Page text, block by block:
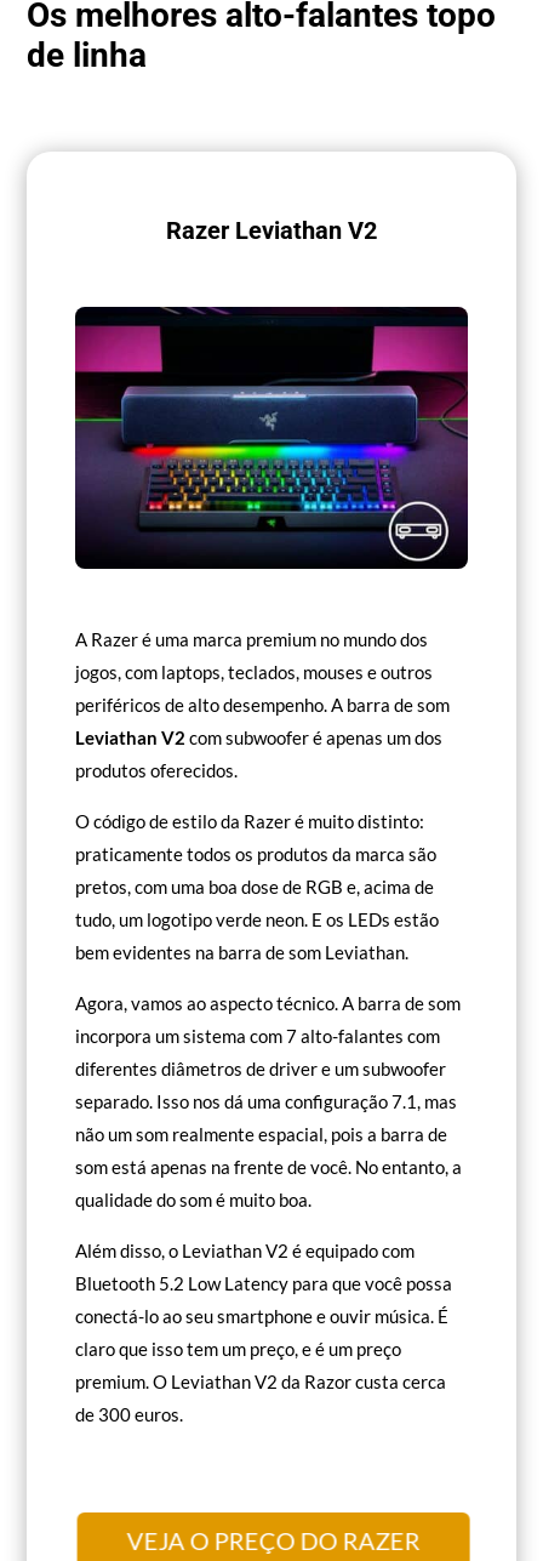
Os melhores alto-falantes topo
de linha
Razer Leviathan V2
A Razer é uma marca premium no mundo dos
jogos, com laptops, teclados, mouses e outros
periféricos de alto desempenho. A barra de som
Leviathan V2 com subwoofer é apenas um dos
produtos oferecidos.
O código de estilo da Razer é muito distinto:
praticamente todos os produtos da marca são
pretos, com uma boa dose de RGB e, acima de
tudo, um logotipo verde neon. E os LEDs estão
bem evidentes na barra de som Leviathan.
Agora, vamos ao aspecto técnico. A barra de som
incorpora um sistema com 7 alto-falantes com
diferentes diâmetros de driver e um subwoofer
separado. Isso nos dá uma configuração 7.1, mas
não um som realmente espacial, pois a barra de
som está apenas na frente de você. No entanto, a
qualidade do som é muito boa.
Além disso, o Leviathan V2 é equipado com
Bluetooth 5.2 Low Latency para que você possa
conectá-lo ao seu smartphone e ouvir música. É
claro que isso tem um preço, e é um preço
premium. O Leviathan V2 da Razor custa cerca
de 300 euros.
VEJA O PREÇO DO RAZER